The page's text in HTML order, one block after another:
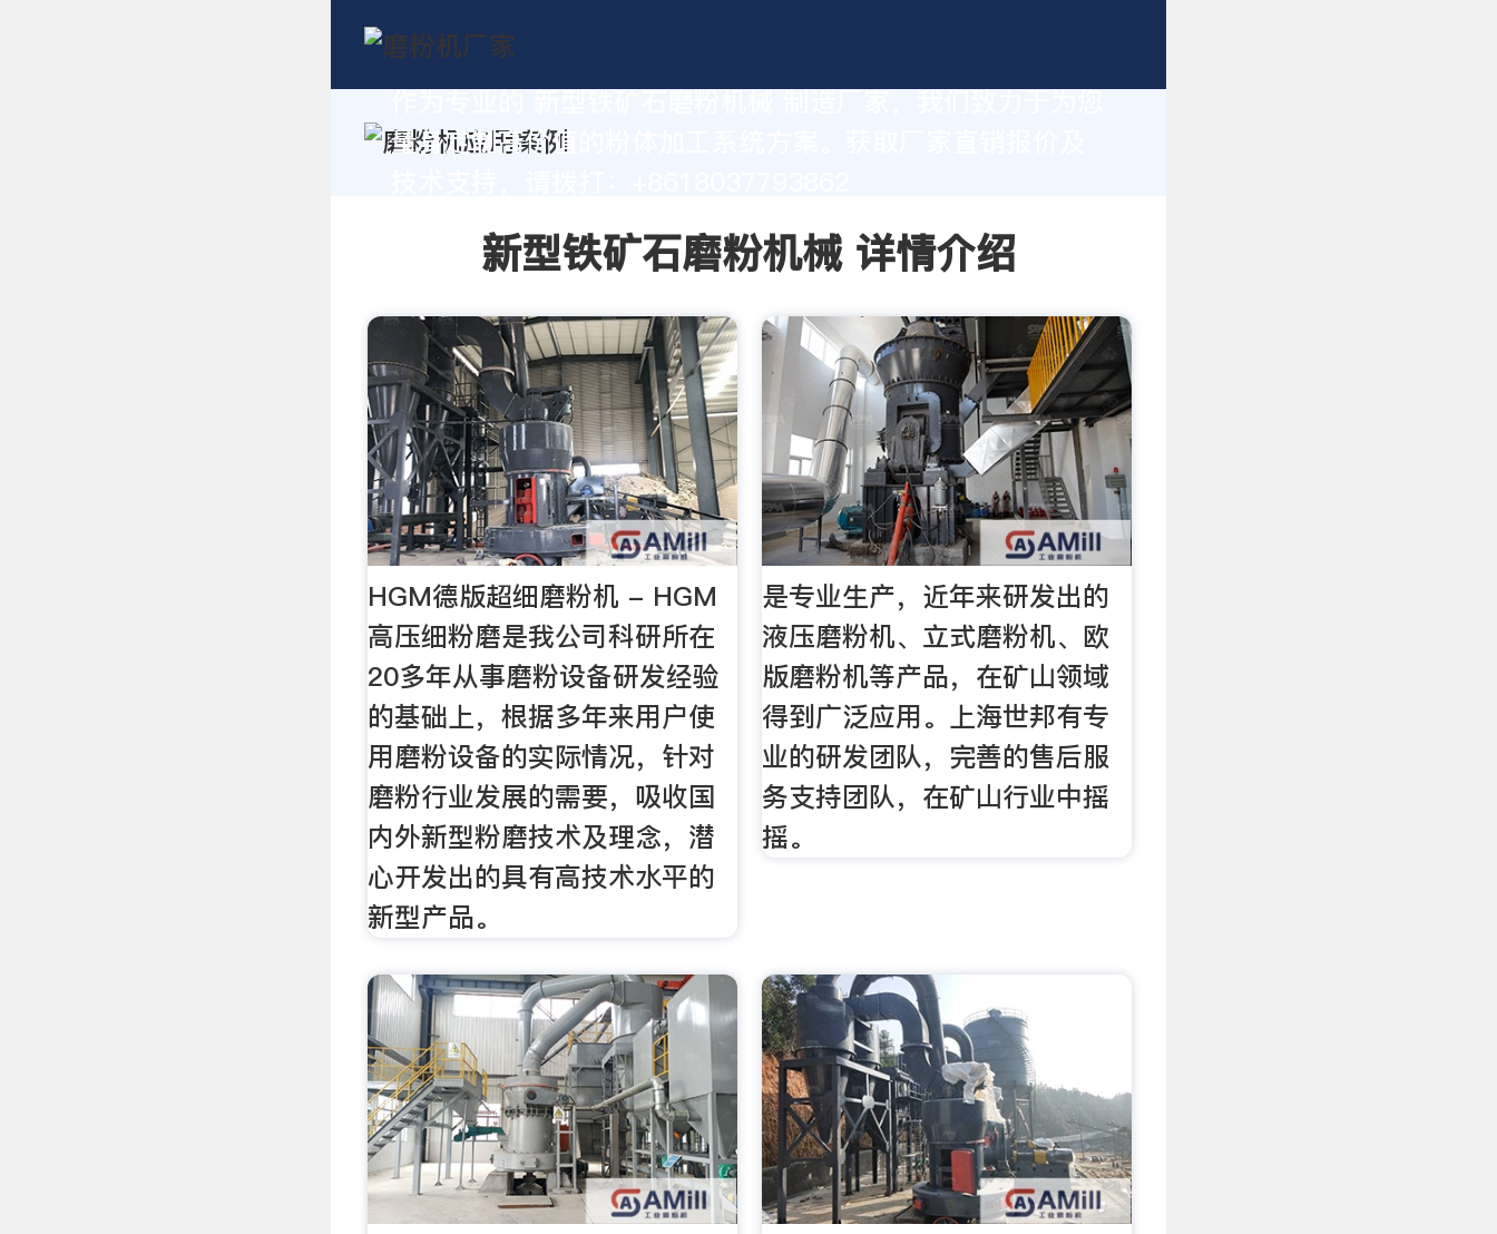
量身定制高价值的粉体加工系统方案。获取厂家直销报价及
新型铁矿石磨粉机械 详情介绍
HGM德版超细磨粉机 - HGM
高压细粉磨是我公司科研所在
20多年从事磨粉设备研发经验
的基础上，根据多年来用户使
用磨粉设备的实际情况，针对
磨粉行业发展的需要，吸收国
内外新型粉磨技术及理念，潜
心开发出的具有高技术水平的
新型产品。
是专业生产，近年来研发出的
液压磨粉机、立式磨粉机、欧
版磨粉机等产品，在矿山领域
得到广泛应用。上海世邦有专
业的研发团队，完善的售后服
务支持团队，在矿山行业中摇
摇。